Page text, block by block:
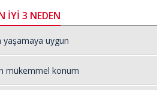
İYİ 3 NEDEN
yaşamaya uygun
mükemmel konum